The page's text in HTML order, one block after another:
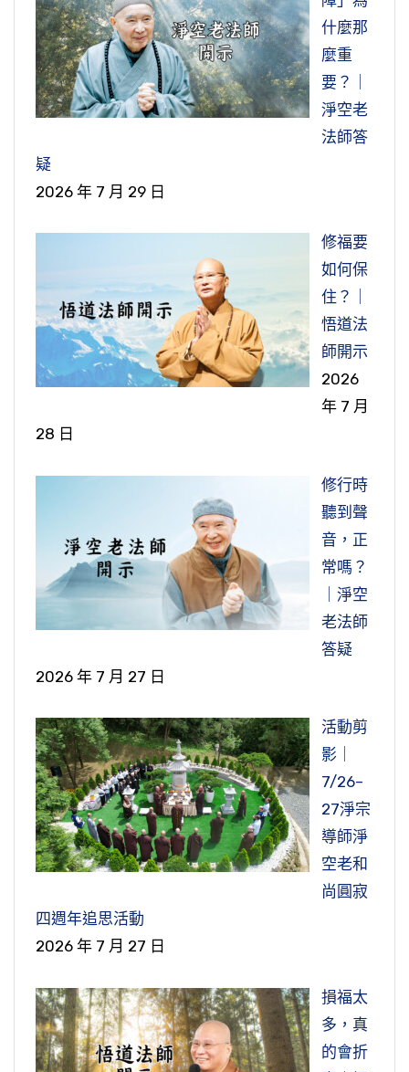
什麼那
麼重
要？｜
淨空老
法師答
疑
2026 年 7 月 29 日
修福要
如何保
住？｜
悟道法
師開示
2026
年 7 月
28 日
修行時
聽到聲
音，正
常嗎？
｜淨空
老法師
答疑
2026 年 7 月 27 日
活動剪
影｜
7/26–
27淨宗
導師淨
空老和
尚圓寂
四週年追思活動
2026 年 7 月 27 日
損福太
多，真
的會折